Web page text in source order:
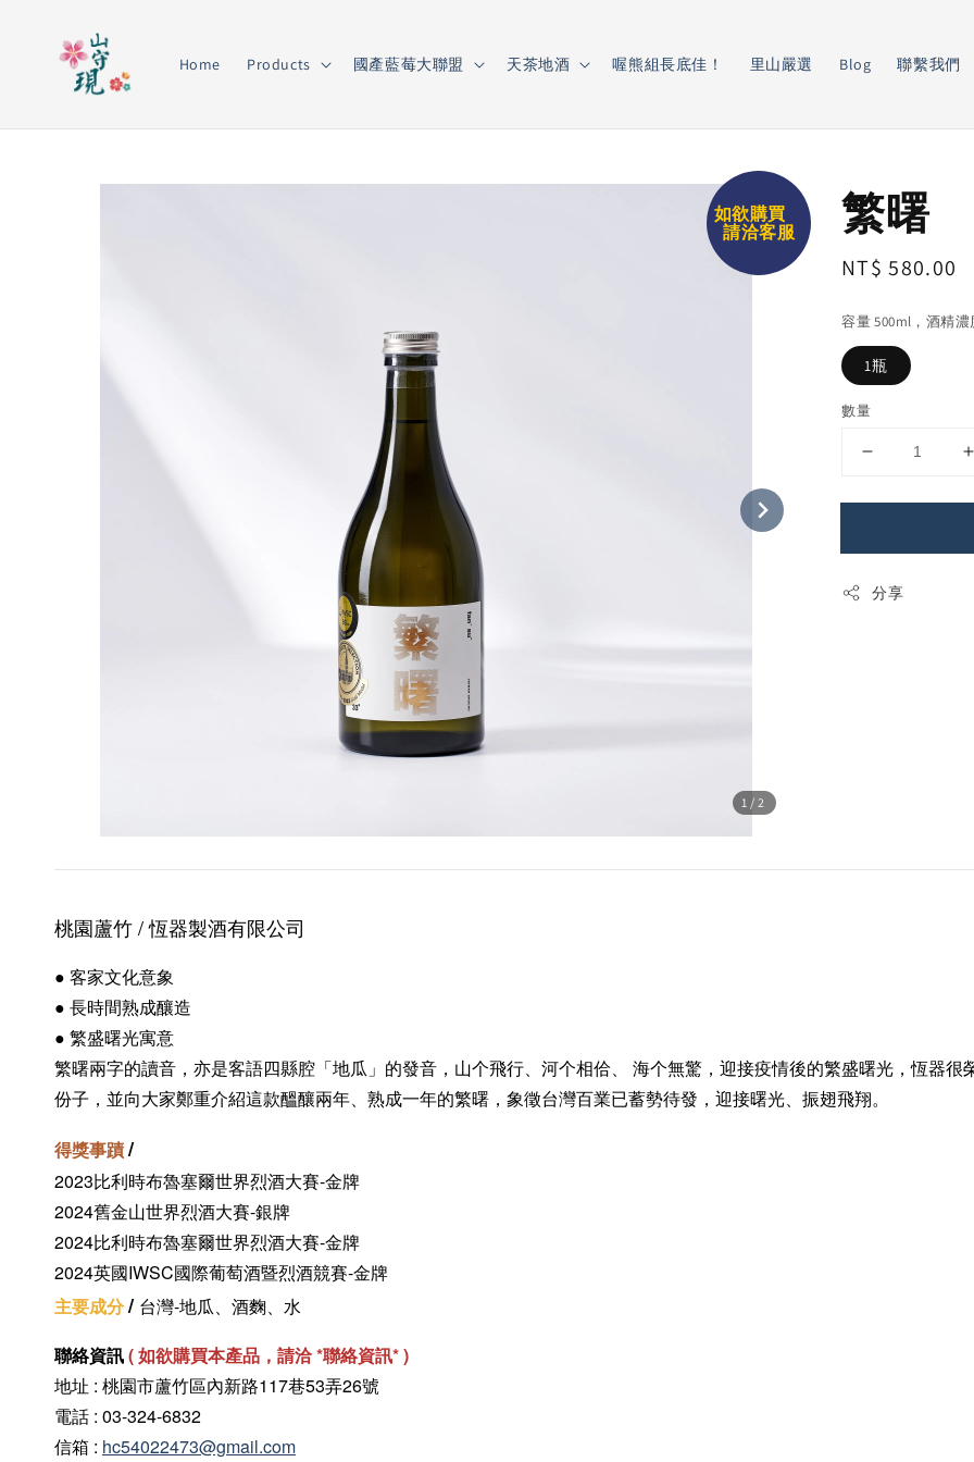
Home Products 國產藍莓大聯盟 天茶地酒 喔熊組長底佳！ 里山嚴選 Blog 聯繫我們
1 /2
如欲購買
請洽客服
繁曙
Regular
NT$ 580.00
容量 500ml，酒精
1瓶
數量
分享
桃園蘆竹 / 恆器製酒有限公司
● 客家文化意象
● 長時間熟成釀造
● 繁盛曙光寓意
繁曙兩字的讀音，亦是客語四縣腔「地瓜」的發音，山个飛行、河个相佮、 海个無驚，迎接疫情後的繁盛曙光，恆器
份子，並向大家鄭重介紹這款醞釀兩年、熟成一年的繁曙，象徵台灣百業已蓄勢待發，迎接曙光、振翅飛翔。
得獎事蹟/
2023比利時布魯塞爾世界烈酒大賽-金牌
2024舊金山世界烈酒大賽-銀牌
2024比利時布魯塞爾世界烈酒大賽-金牌
2024英國IWSC國際葡萄酒暨烈酒競賽-金牌
主要成分/ 台灣-地瓜、酒麴、水
聯絡資訊(如欲購買本產品，請洽 *聯絡資訊* )
地址 : 桃園市蘆竹區內新路117巷53弄26號
電話 : 03-324-6832
信箱 : hc54022473@gmail.com